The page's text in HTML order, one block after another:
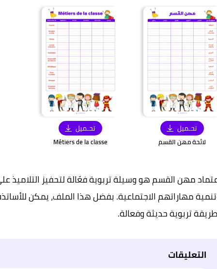
تحـميل
لائحة مهن القسم
تحـميل
Métiers de la classe
مهن القسم هو وسيلة تربوية فعّالة لتحفيز التلاميذ
مهاراتهم الاجتماعية. بفضل هذا الملف، يمكن
تربوية حديثة وفعالة.
التعليقات